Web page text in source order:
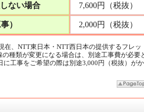
ない場合 7,600円（税抜）
） 2,000円（税抜）
、NTT東日本・NTT西日本の提供するフレッ
種類が変更になる場合は、別途工事費が必要
工事をご希望の際は別途3,000円（税抜）がか